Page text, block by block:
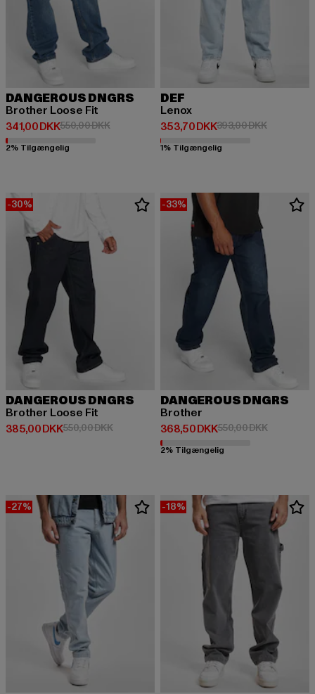
DANGEROUS DNGRS
Brother Loose Fit
341,00 DKK
Nuværende pris: 341,00 DKK
550,00 DKKKampagnepris: 550,00 DKK
2% Tilgængelig
DEF
Lenox
353,70 DKK
Nuværende pris: 353,70 DKK
393,00 DKK
1% Tilgængelig
-30%
DANGEROUS DNGRS
Brother Loose Fit
385,00 DKK
Nuværende pris: 385,00 DKK
550,00 DKKKampagnepris: 550,00 DKK
-33%
DANGEROUS DNGRS
Brother
368,50 DKK
Nuværende pris: 368,50 DKK
550,00 DKK
2% Tilgængelig
-27% -18%